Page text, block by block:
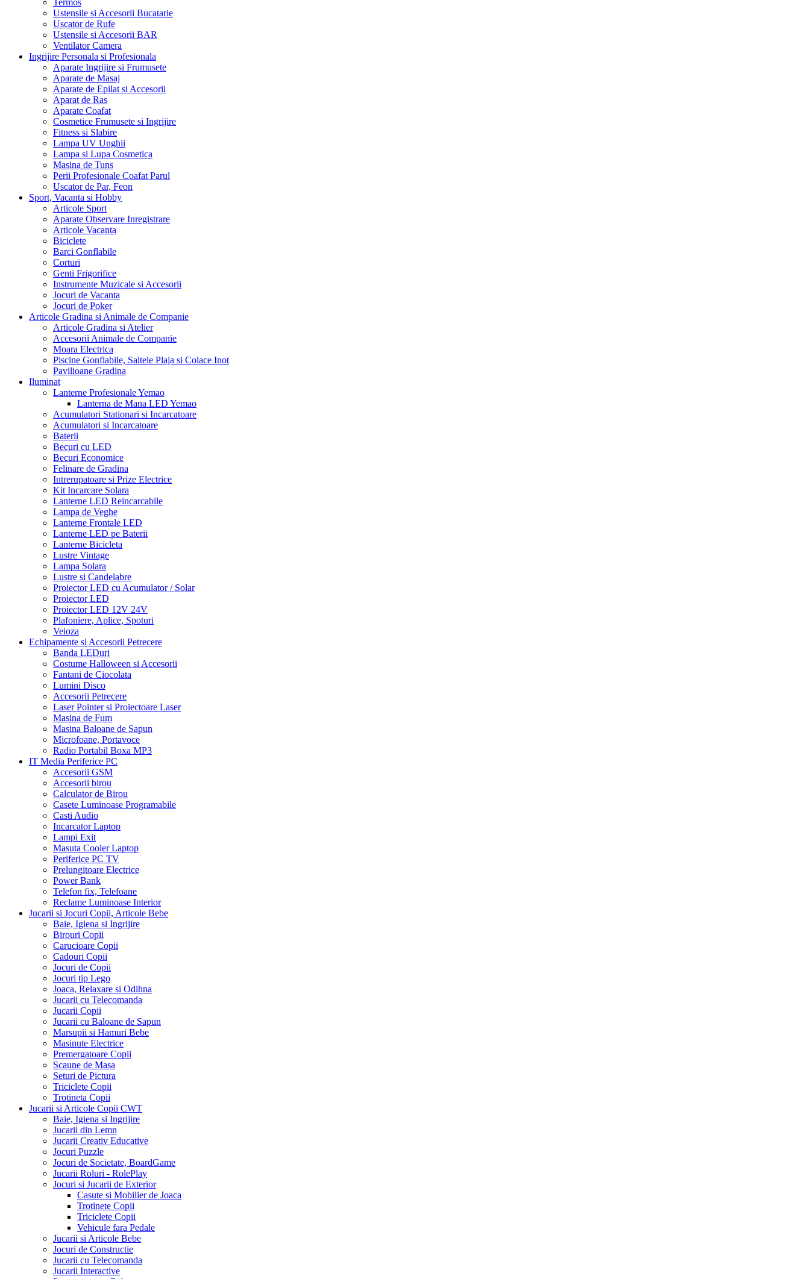
Termos
Ustensile si Accesorii Bucatarie
Uscator de Rufe
Ustensile si Accesorii BAR
Ventilator Camera
Ingrijire Personala si Profesionala
Aparate Ingrijire si Frumusete
Aparate de Masaj
Aparate de Epilat si Accesorii
Aparat de Ras
Aparate Coafat
Cosmetice Frumusete si Ingrijire
Fitness si Slabire
Lampa UV Unghii
Lampa si Lupa Cosmetica
Masina de Tuns
Perii Profesionale Coafat Parul
Uscator de Par, Feon
Sport, Vacanta si Hobby
Articole Sport
Aparate Observare Inregistrare
Articole Vacanta
Biciclete
Barci Gonflabile
Corturi
Genti Frigorifice
Instrumente Muzicale si Accesorii
Jocuri de Vacanta
Jocuri de Poker
Articole Gradina si Animale de Companie
Articole Gradina si Atelier
Accesorii Animale de Companie
Moara Electrica
Piscine Gonflabile, Saltele Plaja si Colace Inot
Pavilioane Gradina
Iluminat
Lanterne Profesionale Yemao
Lanterna de Mana LED Yemao
Acumulatori Stationari si Incarcatoare
Acumulatori si Incarcatoare
Baterii
Becuri cu LED
Becuri Economice
Felinare de Gradina
Intrerupatoare si Prize Electrice
Kit Incarcare Solara
Lanterne LED Reincarcabile
Lampa de Veghe
Lanterne Frontale LED
Lanterne LED pe Baterii
Lanterne Bicicleta
Lustre Vintage
Lampa Solara
Lustre si Candelabre
Proiector LED cu Acumulator / Solar
Proiector LED
Proiector LED 12V 24V
Plafoniere, Aplice, Spoturi
Veioza
Echipamente si Accesorii Petrecere
Banda LEDuri
Costume Halloween si Accesorii
Fantani de Ciocolata
Lumini Disco
Accesorii Petrecere
Laser Pointer si Proiectoare Laser
Masina de Fum
Masina Baloane de Sapun
Microfoane, Portavoce
Radio Portabil Boxa MP3
IT Media Periferice PC
Accesorii GSM
Accesorii birou
Calculator de Birou
Casete Luminoase Programabile
Casti Audio
Incarcator Laptop
Lampi Exit
Masuta Cooler Laptop
Periferice PC TV
Prelungitoare Electrice
Power Bank
Telefon fix, Telefoane
Reclame Luminoase Interior
Jucarii si Jocuri Copii, Articole Bebe
Baie, Igiena si Ingrijire
Birouri Copii
Carucioare Copii
Cadouri Copii
Jocuri de Copii
Jocuri tip Lego
Joaca, Relaxare si Odihna
Jucarii cu Telecomanda
Jucarii Copii
Jucarii cu Baloane de Sapun
Marsupii si Hamuri Bebe
Masinute Electrice
Premergatoare Copii
Scaune de Masa
Seturi de Pictura
Triciclete Copii
Trotineta Copii
Jucarii si Articole Copii CWT
Baie, Igiena si Ingrijire
Jucarii din Lemn
Jucarii Creativ Educative
Jocuri Puzzle
Jocuri de Societate, BoardGame
Jucarii Roluri - RolePlay
Jocuri si Jucarii de Exterior
Casute si Mobilier de Joaca
Trotinete Copii
Triciclete Copii
Vehicule fara Pedale
Jucarii si Articole Bebe
Jocuri de Constructie
Jucarii cu Telecomanda
Jucarii Interactive